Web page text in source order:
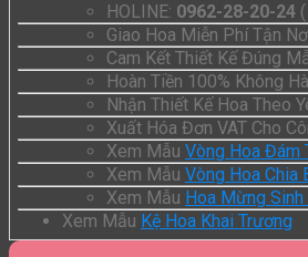
HOLINE: 0962-28-20-24
Giao Hoa Miễn Phí Tận
Cam Kết Thiết Kế Đúng
Hoàn Tiền 100% Không
Nhận Thiết Kế Hoa Theo
Xuất Hóa Đơn VAT Cho
Xem Mẫu Vòng Hoa Đám
Xem Mẫu Vòng Hoa Chia
Xem Mẫu Hoa Mừng
Xem Mẫu Kệ Hoa Khai Trương